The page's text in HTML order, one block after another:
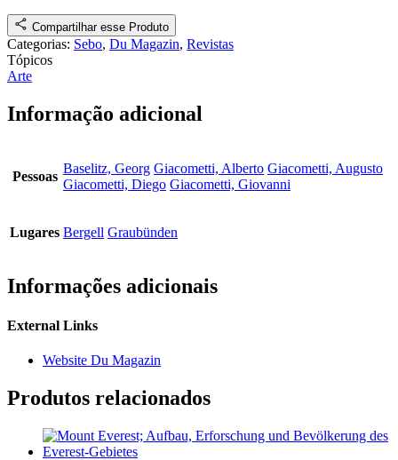
Compartilhar esse Produto
Categorias: Sebo, Du Magazin, Revistas
Tópicos
Arte
Informação adicional
Pessoas
Baselitz, Georg Giacometti, Alberto Giacometti, Augusto
Giacometti, Diego Giacometti, Giovanni
Lugares Bergell Graubünden
Informações adicionais
External Links
Website Du Magazin
Produtos relacionados